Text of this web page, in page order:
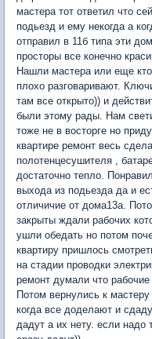
мастера тот ответил что
подьезд и ему некогда а
отправил в 11б типа эти
просторы все конечно
Нашли мастера или еще
плохо разговаривают.
там все открыто)) и
были этому рады. Нам
тоже не в восторге но
квартире ремонт весь
полотенцесушителя ,
достаточно тепло.
выхода из подьезда да и
отличичие от дома13а.
закрыты ждали рабочих
ушли обедать но потом
квартиру пришлось
на стадии проводки
ремонт думали что рабочие
Потом вернулись к
когда все доделают и
дадут а их нету. если надо